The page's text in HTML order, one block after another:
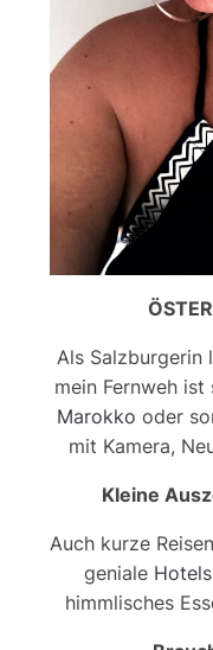
Als Salzburgerin
mein Fernweh ist
Marokko oder
mit Kamera,
Kleine
Auch kurze
geniale Hotels
himmlisches